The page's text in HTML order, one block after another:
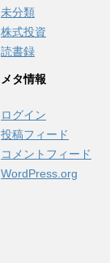
未分類
株式投資
読書録
メタ情報
ログイン
投稿フィード
コメントフィード
WordPress.org